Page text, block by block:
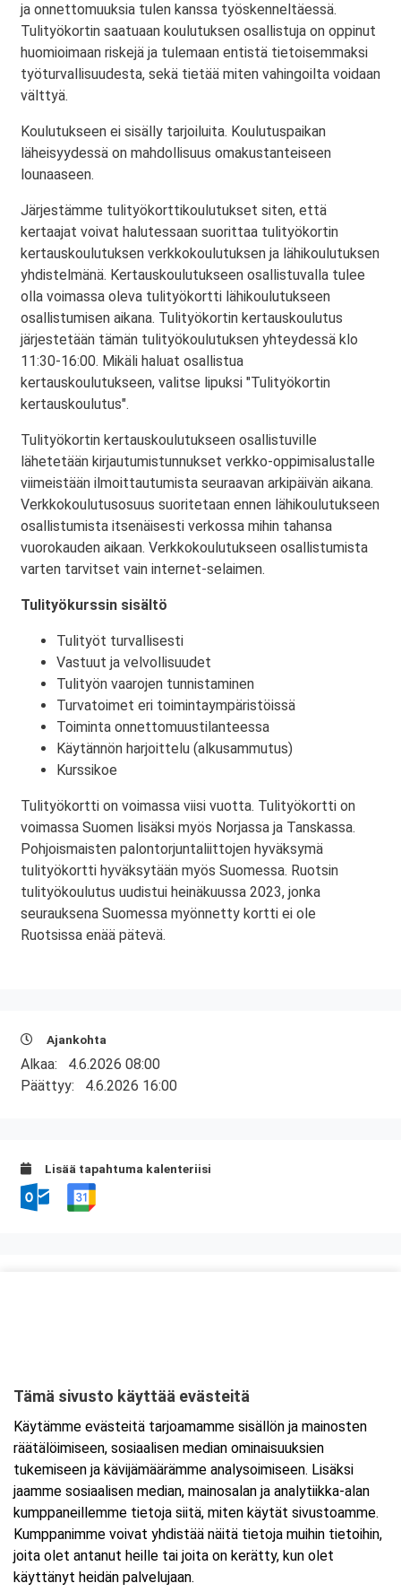
ja onnettomuuksia tulen kanssa työskenneltäessä.
Tulityökortin saatuaan koulutuksen osallistuja on oppinut
huomioimaan riskejä ja tulemaan entistä tietoisemmaksi
työturvallisuudesta, sekä tietää miten vahingoilta voidaan
välttyä.
Koulutukseen ei sisälly tarjoiluita. Koulutuspaikan
läheisyydessä on mahdollisuus omakustanteiseen
lounaaseen.
Järjestämme tulityökorttikoulutukset siten, että
kertaajat voivat halutessaan suorittaa tulityökortin
kertauskoulutuksen verkkokoulutuksen ja lähikoulutuksen
yhdistelmänä. Kertauskoulutukseen osallistuvalla tulee
olla voimassa oleva tulityökortti lähikoulutukseen
osallistumisen aikana. Tulityökortin kertauskoulutus
järjestetään tämän tulityökoulutuksen yhteydessä klo
11:30-16:00. Mikäli haluat osallistua
kertauskoulutukseen, valitse lipuksi "Tulityökortin
kertauskoulutus".
Tulityökortin kertauskoulutukseen osallistuville
lähetetään kirjautumistunnukset verkko-oppimisalustalle
viimeistään ilmoittautumista seuraavan arkipäivän aikana.
Verkkokoulutusosuus suoritetaan ennen lähikoulutukseen
osallistumista itsenäisesti verkossa mihin tahansa
vuorokauden aikaan. Verkkokoulutukseen osallistumista
varten tarvitset vain internet-selaimen.
Tulityökurssin sisältö
Tulityöt turvallisesti
Vastuut ja velvollisuudet
Tulityön vaarojen tunnistaminen
Turvatoimet eri toimintaympäristöissä
Toiminta onnettomuustilanteessa
Käytännön harjoittelu (alkusammutus)
Kurssikoe
Tulityökortti on voimassa viisi vuotta. Tulityökortti on
voimassa Suomen lisäksi myös Norjassa ja Tanskassa.
Pohjoismaisten palontorjuntaliittojen hyväksymä
tulityökortti hyväksytään myös Suomessa. Ruotsin
tulityökoulutus uudistui heinäkuussa 2023, jonka
seurauksena Suomessa myönnetty kortti ei ole
Ruotsissa enää pätevä.
Ajankohta
Alkaa: 4.6.2026 08:00
Päättyy: 4.6.2026 16:00
Lisää tapahtuma kalenteriisi
Tarkempi kartta ja ajo-ohjeet
Tämä sivusto käyttää evästeitä
Käytämme evästeitä tarjoamamme sisällön ja mainosten
räätälöimiseen, sosiaalisen median ominaisuuksien
tukemiseen ja kävijämäärämme analysoimiseen. Lisäksi
jaamme sosiaalisen median, mainosalan ja analytiikka-alan
kumppaneillemme tietoja siitä, miten käytät sivustoamme.
Kumppanimme voivat yhdistää näitä tietoja muihin tietoihin,
joita olet antanut heille tai joita on kerätty, kun olet
käyttänyt heidän palvelujaan.